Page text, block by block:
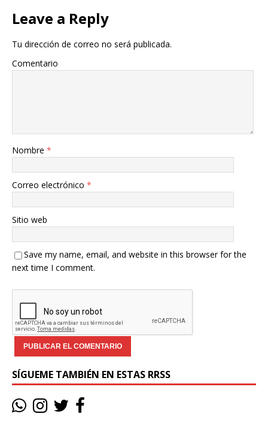
Leave a Reply
Tu dirección de correo no será publicada.
Comentario
Nombre *
Correo electrónico *
Sitio web
Save my name, email, and website in this browser for the
next time I comment.
SÍGUEME TAMBIÉN EN ESTAS RRSS